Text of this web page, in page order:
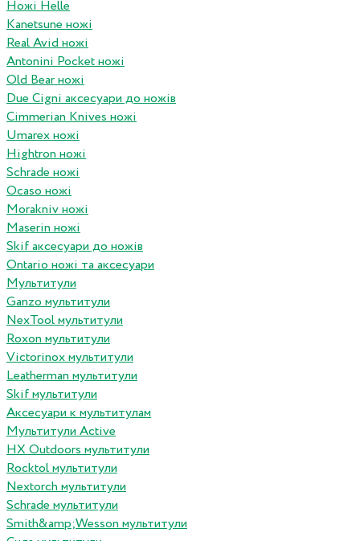
Ножі Helle
Kanetsune ножі
Real Avid ножі
Antonini Pocket ножі
Old Bear ножі
Due Cigni аксесуари до ножів
Cimmerian Knives ножі
Umarex ножі
Hightron ножі
Schrade ножі
Ocaso ножі
Morakniv ножі
Maserin ножі
Skif аксесуари до ножів
Ontario ножі та аксесуари
Мультитули
Ganzo мультитули
NexTool мультитули
Roxon мультитули
Victorinox мультитули
Leatherman мультитули
Skif мультитули
Аксесуари к мультитулам
Мультитули Active
HX Outdoors мультитули
Rocktol мультитули
Nextorch мультитули
Schrade мультитули
Smith&amp;Wesson мультитули